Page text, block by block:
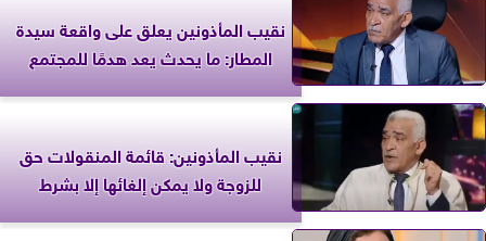
نقيب المأذونين يعلق على واقعة سيدة
المطار: ما يحدث يعد هدمًا للمجتمع
نقيب المأذونين: قائمة المنقولات حق
للزوجة ولا يمكن إلغائها إلا بشرط